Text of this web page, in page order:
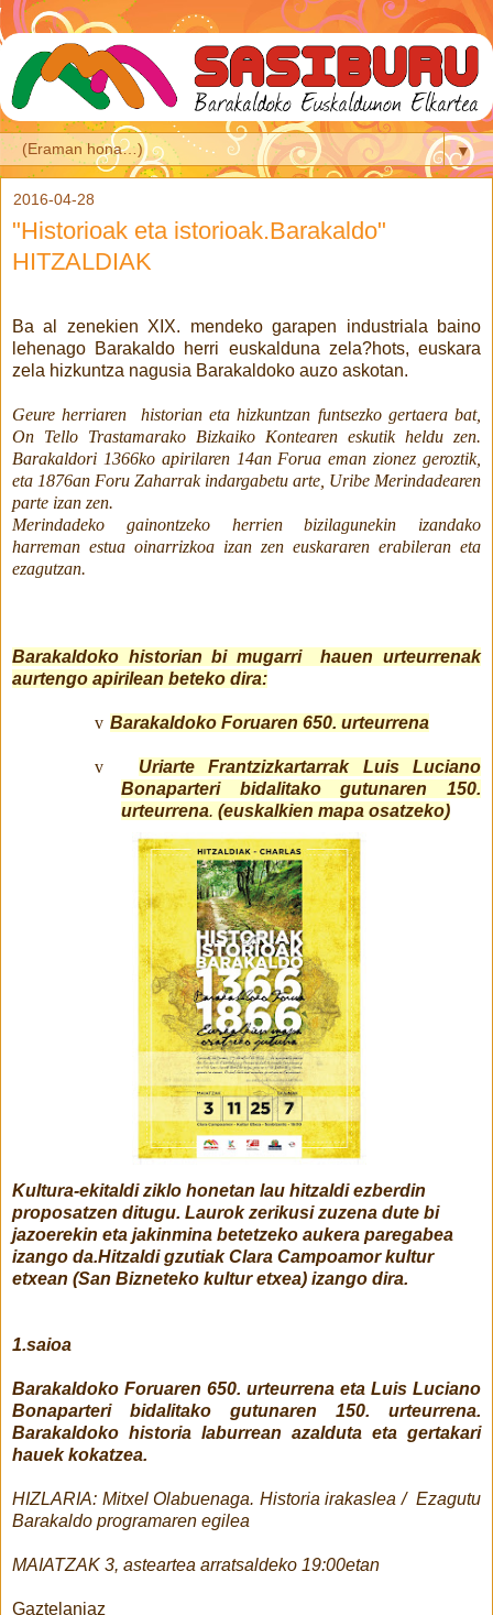
▼
2016-04-28
"Historioak eta istorioak.Barakaldo"
HITZALDIAK
Ba al zenekien XIX. mendeko garapen industriala baino
lehenago Barakaldo herri euskalduna zela?hots, euskara
zela hizkuntza nagusia Barakaldoko auzo askotan.
Geure herriaren historian eta hizkuntzan funtsezko gertaera bat,
On Tello Trastamarako Bizkaiko Kontearen eskutik heldu zen.
Barakaldori 1366ko apirilaren 14an Forua eman zionez geroztik,
eta 1876an Foru Zaharrak indargabetu arte, Uribe Merindadearen
parte izan zen.
Merindadeko gainontzeko herrien bizilagunekin izandako
harreman estua oinarrizkoa izan zen euskararen erabileran eta
ezagutzan.
Barakaldoko historian bi mugarri hauen urteurrenak
aurtengo apirilean beteko dira:
v Barakaldoko Foruaren 650. urteurrena
v
Uriarte Frantzizkartarrak Luis Luciano
Bonaparteri bidalitako gutunaren 150.
urteurrena. (euskalkien mapa osatzeko)
Kultura-ekitaldi ziklo honetan lau hitzaldi ezberdin
proposatzen ditugu. Laurok zerikusi zuzena dute bi
jazoerekin eta jakinmina betetzeko aukera paregabea
izango da.Hitzaldi gzutiak Clara Campoamor kultur
etxean (San Bizneteko kultur etxea) izango dira.
1.saioa
Barakaldoko Foruaren 650. urteurrena eta Luis Luciano
Bonaparteri bidalitako gutunaren 150. urteurrena.
Barakaldoko historia laburrean azalduta eta gertakari
hauek kokatzea.
HIZLARIA: Mitxel Olabuenaga. Historia irakaslea / Ezagutu
Barakaldo programaren egilea
MAIATZAK 3, asteartea arratsaldeko 19:00etan
Gaztelaniaz